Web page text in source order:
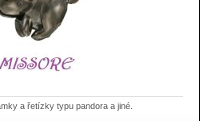
a řetízky typu pandora a jiné.